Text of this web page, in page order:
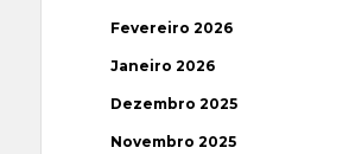
Fevereiro 2026
Janeiro 2026
Dezembro 2025
Novembro 2025